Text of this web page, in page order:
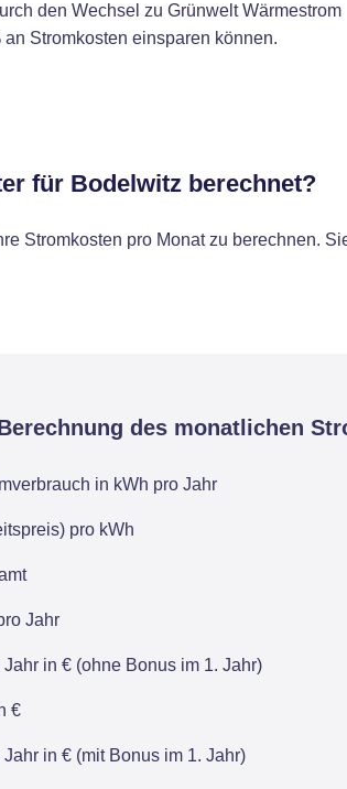
den Wechsel zu Grünwelt Wärmestrom
Stromkosten einsparen können.
für Bodelwitz berechnet?
Stromkosten pro Monat zu berechnen.
des monatlichen
in kWh pro Jahr
pro kWh
Jahr
in € (ohne Bonus im 1. Jahr)
€
in € (mit Bonus im 1. Jahr)